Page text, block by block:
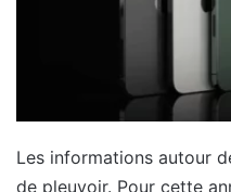
Les informations autour
de pleuvoir. Pour cette